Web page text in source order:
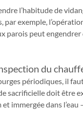
l’habitude de
par exemple,
parois peut
du
périodiques, il
sacrificielle doit être
immergée dans l’eau